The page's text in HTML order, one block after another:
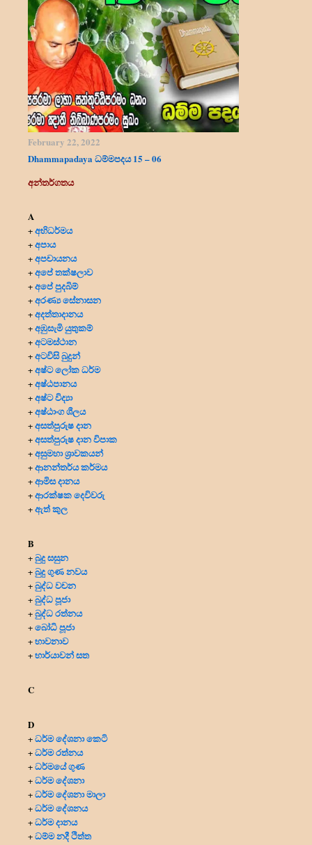
February 22, 2022
Dhammapadaya ධම්මපදය 15 – 06
අන්තර්ගතය
A
+අභිධර්මය
+අපාය
+අපචායනය
+අපේ තක්ෂලාව
+අපේ පුදබිම්
+අරණ්‍ය සේනාසන
+අදත්තාදානය
+අඹුසැමි යුතුකම්
+අටමස්ථාන
+අටවිසි බුදුන්
+අෂ්ට ලෝක ධර්ම
+අෂ්ඨපානය
+අෂ්ට විද්‍යා
+අෂ්ඨාංග ශීලය
+අසත්පුරුෂ දාන
+අසත්පුරුෂ දාන විපාක
+අසුමහා ශ්‍රාවකයන්
+ආනන්තර්ය කර්මය
+ආමිස දානය
+ආරක්ෂක දෙවිවරු
+ඇත් කුල
B
+බුදු සසුන
+බුදු ගුණ නවය
+බුද්ධ වචන
+බුද්ධ පූජා
+බුද්ධ රත්නය
+බෝධි පූජා
+භාවනාව
+භාර්යාවන් සත
C
D
+ධර්ම දේශනා කෙටි
+ධර්ම රත්නය
+ධර්මයේ ගුණ
+ධර්ම දේශනා
+ධර්ම දේශනා මාලා
+ධර්ම දේශනය
+ධර්ම දානය
+ධම්ම නදී ථිත්ත